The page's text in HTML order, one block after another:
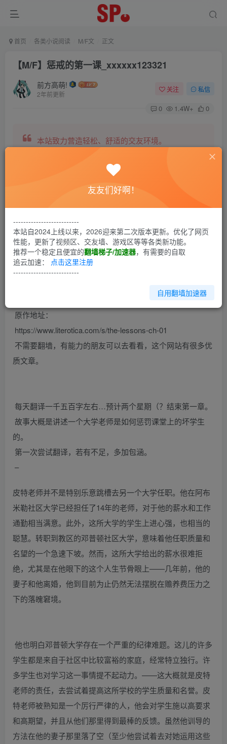
首页 各类小说阅读 M/F文 正文
【M/F】惩戒的第一课_xxxxxx123321
前方高萌!
2年前更新
关注 私信
0 1.4W+ 0
本站致力营造轻松、舒适的交友环境。
另有小说阅读站点，网罗包括训诫文、腐文在内的
第1回
–
在谷地没有找到翻译区…就先发到原创区了。
原作地址：
https://www.literotica.com/s/the-lessons-ch-01
不需要翻墙，有能力的朋友可以去看看，这个网站有很多优
质文章。
每天翻译一千五百字左右…预计两个星期（？结束第一章。
故事大概是讲述一个大学老师是如何惩罚课堂上的坏学生
的。
第一次尝试翻译，若有不足，多加包涵。
–
皮特老师并不是特别乐意跳槽去另一个大学任职。他在阿布
米勒社区大学已经担任了14年的老师，对于他的薪水和工作
通勤相当满意。此外，这所大学的学生上进心强，也相当的
聪慧。转职到教区的邓普顿社区大学，意味着他任职质量和
名望的一个急速下坡。然而，这所大学给出的薪水很难拒
绝，尤其是在他眼下的这个人生节骨眼上——几年前，他的
妻子和他离婚，他到目前为止仍然无法摆脱在赡养费压力之
下的落魄窘境。
他也明白邓普顿大学存在一个严重的纪律难题。这儿的许多
学生都是来自于社区中比较富裕的家庭，经常特立独行。许
多学生也对学习这一事情提不起动力。——这大概就是皮特
老师的责任，去尝试着提高这所学校的学生质量和名誉。皮
特老师被熟知是一个厉行严律的人，他会对学生施以高要求
和高期望，并且从他们那里得到最棒的反馈。虽然他训导的
方法在他的妻子那里落了空（至少他尝试着去对她运用这些
友友们好啊！
--------------------------
本站自2024上线以来，2026迎来第二次版本更新。优化了网页
性能，更新了视频区、交友墙、游戏区等等各类新功能。
推荐一个稳定且便宜的翻墙梯子/加速器，有需要的自取
追云加速： 点击这里注册
--------------------------
自用翻墙加速器